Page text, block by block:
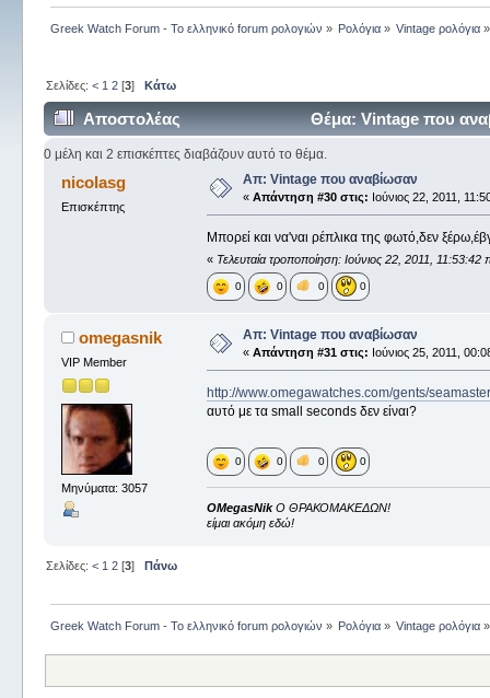
Greek Watch Forum - Το ελληνικό forum ρολογιών » Ρολόγια » Vintage ρολόγια »
Σελίδες: < 1 2[3] Κάτω
Αποστολέας Θέμα: Vintage που
0 μέλη και 2 επισκέπτες διαβάζουν αυτό το θέμα.
nicolasg
Επισκέπτης
Απ: Vintage που αναβίωσαν
« Απάντηση #30 στις: Ιούνιος 22, 2011,
Μπορεί και να'ναι ρέπλικα της φωτό,δεν
« Τελευταία τροποποίηση: Ιούνιος 22, 2011,
0 0 0 0
omegasnik
VIP Member
Μηνύματα: 3057
Απ: Vintage που αναβίωσαν
« Απάντηση #31 στις: Ιούνιος 25, 2011,
http://www.omegawatches.com/gents/
αυτό με τα small seconds δεν είναι?
0 0 0 0
OMegasNikΟ ΘΡΑΚΟΜΑΚΕΔΩΝ!
είμαι ακόμη εδώ!
Σελίδες: < 1 2[3] Πάνω
Greek Watch Forum - Το ελληνικό forum ρολογιών » Ρολόγια » Vintage ρολόγια »